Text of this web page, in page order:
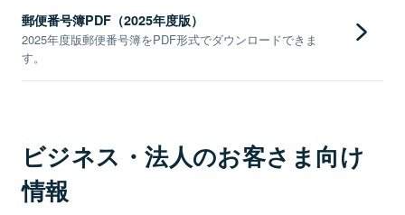
郵便番号簿PDF（2025年度版）
2025年度版郵便番号簿をPDF形式でダウンロードできま
す。
ビジネス・法人のお客さま向け
情報